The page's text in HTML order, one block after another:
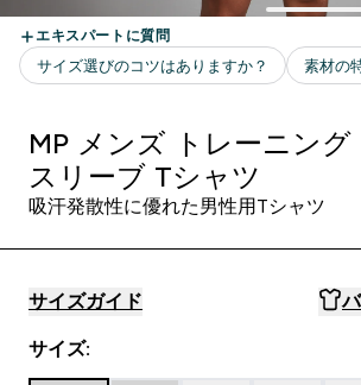
MP メンズ トレーニング
スリーブ Tシャツ
吸汗発散性に優れた男性用Tシャツ
サイズガイド
サイズ: